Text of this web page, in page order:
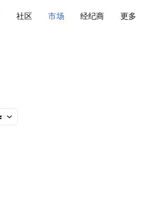
社区 市场 经纪商 更多